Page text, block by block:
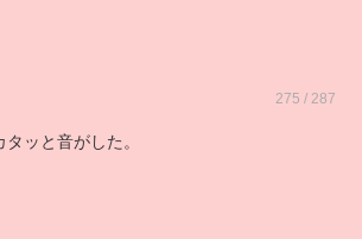
275 / 287
ッと音がした。